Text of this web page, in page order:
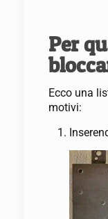
Per
Ecco una
motivi: